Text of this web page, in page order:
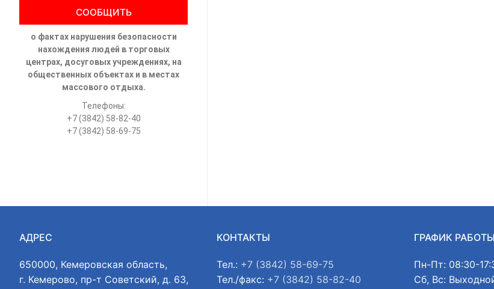
СООБЩИТЬ
о фактах нарушения безопасности
нахождения людей в торговых
центрах, досуговых учреждениях, на
общественных объектах и в местах
массового отдыха.
Телефоны:
+7 (3842) 58-82-40
+7 (3842) 58-69-75
АДРЕС
650000, Кемеровская область,
г. Кемерово, пр-т Советский, д. 63,
КОНТАКТЫ
Тел.: +7 (3842) 58-69-75
Тел./факс: +7 (3842) 58-82-40
ГРАФИК РАБОТЫ
Пн-Пт: 08:30-
Сб, Вс: